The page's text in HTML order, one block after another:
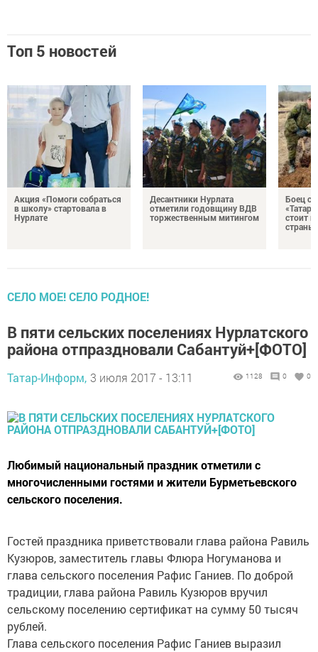
Топ 5 новостей
Акция «Помоги собраться
в школу» стартовала в
Нурлате
Десантники Нурлата
отметили годовщину ВДВ
торжественным митингом
Боец с
стоит
страны
СЕЛО МОЕ! СЕЛО РОДНОЕ!
В пяти сельских поселениях Нурлатского
района отпраздновали Сабантуй+[ФОТО]
Татар-Информ, 3 июля 2017 - 13:11 1128 0 0
Любимый национальный праздник отметили с
многочисленными гостями и жители Бурметьевского
сельского поселения.
Гостей праздника приветствовали глава района Равиль
Кузюров, заместитель главы Флюра Ногуманова и
глава сельского поселения Рафис Ганиев. По доброй
традиции, глава района Равиль Кузюров вручил
сельскому поселению сертификат на сумму 50 тысяч
рублей.
Глава сельского поселения Рафис Ганиев выразил